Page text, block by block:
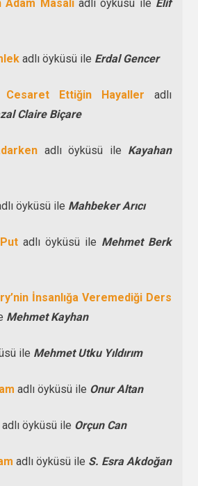
Adam Masalıadlı öyküsü ile Elif
adlı öyküsü ile Erdal Gencer
Cesaret Ettiğin Hayaller adlı
Claire Biçare
adlı öyküsü ile Kayahan
öyküsü ile Mahbeker Arıcı
adlı öyküsü ile Mehmet Berk
İnsanlığa Veremediği Ders
Mehmet Kayhan
ile Mehmet Utku Yıldırım
adlı öyküsü ile Onur Altan
adlı öyküsü ile Orçun Can
adlı öyküsü ile S. Esra Akdoğan